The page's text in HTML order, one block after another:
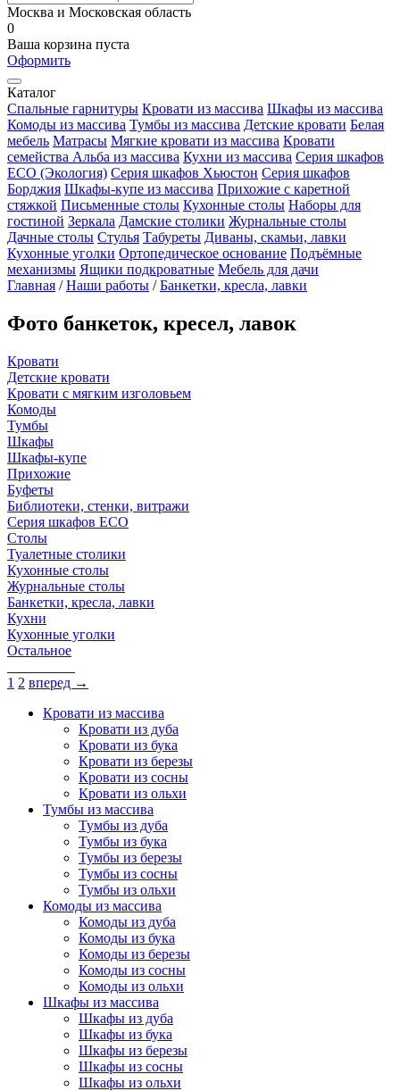
Москва и Московская область
0
Ваша корзина пуста
Оформить
Каталог
Спальные гарнитуры Кровати из массива Шкафы из массива
Комоды из массива Тумбы из массива Детские кровати Белая
мебель Матрасы Мягкие кровати из массива Кровати
семейства Альба из массива Кухни из массива Серия шкафов
ECO (Экология) Серия шкафов Хьюстон Серия шкафов
Борджия Шкафы-купе из массива Прихожие с каретной
стяжкой Письменные столы Кухонные столы Наборы для
гостиной Зеркала Дамские столики Журнальные столы
Дачные столы Стулья Табуреты Диваны, скамьи, лавки
Кухонные уголки Ортопедическое основание Подъёмные
механизмы Ящики подкроватные Мебель для дачи
Главная /Наши работы /Банкетки, кресла, лавки
Фото банкеток, кресел, лавок
Кровати
Детские кровати
Кровати с мягким изголовьем
Комоды
Тумбы
Шкафы
Шкафы-купе
Прихожие
Буфеты
Библиотеки, стенки, витражи
Серия шкафов ECO
Столы
Туалетные столики
Кухонные столы
Журнальные столы
Банкетки, кресла, лавки
Кухни
Кухонные уголки
Остальное
1 2 вперед →
Кровати из массива
Кровати из дуба
Кровати из бука
Кровати из березы
Кровати из сосны
Кровати из ольхи
Тумбы из массива
Тумбы из дуба
Тумбы из бука
Тумбы из березы
Тумбы из сосны
Тумбы из ольхи
Комоды из массива
Комоды из дуба
Комоды из бука
Комоды из березы
Комоды из сосны
Комоды из ольхи
Шкафы из массива
Шкафы из дуба
Шкафы из бука
Шкафы из березы
Шкафы из сосны
Шкафы из ольхи